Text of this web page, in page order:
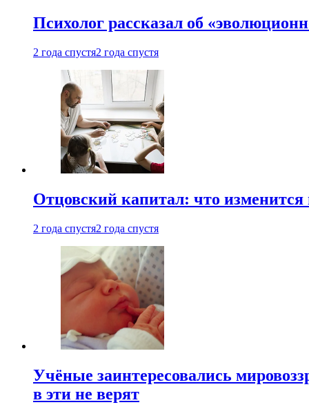
Психолог рассказал об
2 года спустя2 года спустя
Отцовский капитал: что
2 года спустя2 года спустя
Учёные заинтересовались
в эти не верят